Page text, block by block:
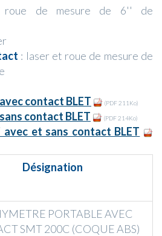
de mesure de 6'' de
: laser et roue de mesure de
contact BLET (PDF 211Ko)
contact BLET (PDF 214Ko)
avec et sans contact BLET
Désignation
PORTABLE AVEC
SMT 200C (COQUE ABS)